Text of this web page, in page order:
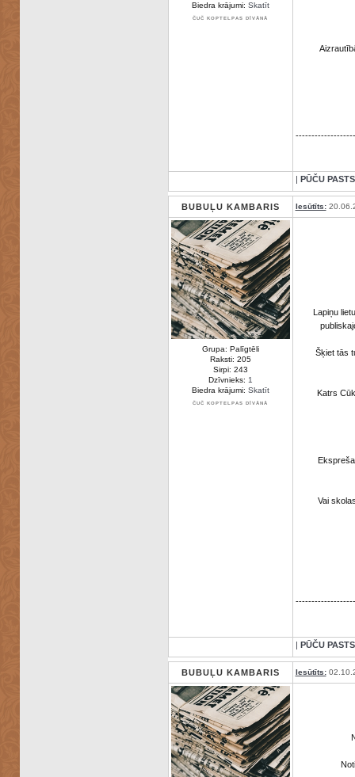
Biedra krājumi: Skatīt
ČUČ KOPTELPAS DĪVĀNĀ
| PŪČU PASTS
BUBUĻU KAMBARIS Iesūtīts:
Grupa: Palīgtēli
Raksti: 205
Sirpi: 243
Dzīvnieks: 1
Biedra krājumi: Skatīt
ČUČ KOPTELPAS DĪVĀNĀ
Lapiņu
Šķiet tās
Katrs
Vai
| PŪČU PASTS
BUBUĻU KAMBARIS Iesūtīts: